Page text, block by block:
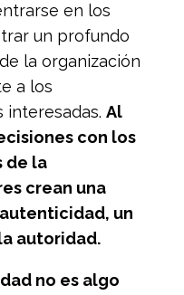
en los
un profundo
la organización
a los
interesadas. Al
con los
de la
crean una
un
autoridad.
no es algo